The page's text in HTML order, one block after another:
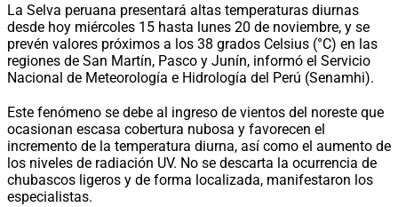
La Selva peruana presentará altas temperaturas diurnas
desde hoy miércoles 15 hasta lunes 20 de noviembre, y se
prevén valores próximos a los 38 grados Celsius (°C) en las
regiones de San Martín, Pasco y Junín, informó el Servicio
Nacional de Meteorología e Hidrología del Perú (Senamhi).
Este fenómeno se debe al ingreso de vientos del noreste que
ocasionan escasa cobertura nubosa y favorecen el
incremento de la temperatura diurna, así como el aumento de
los niveles de radiación UV. No se descarta la ocurrencia de
chubascos ligeros y de forma localizada, manifestaron los
especialistas.